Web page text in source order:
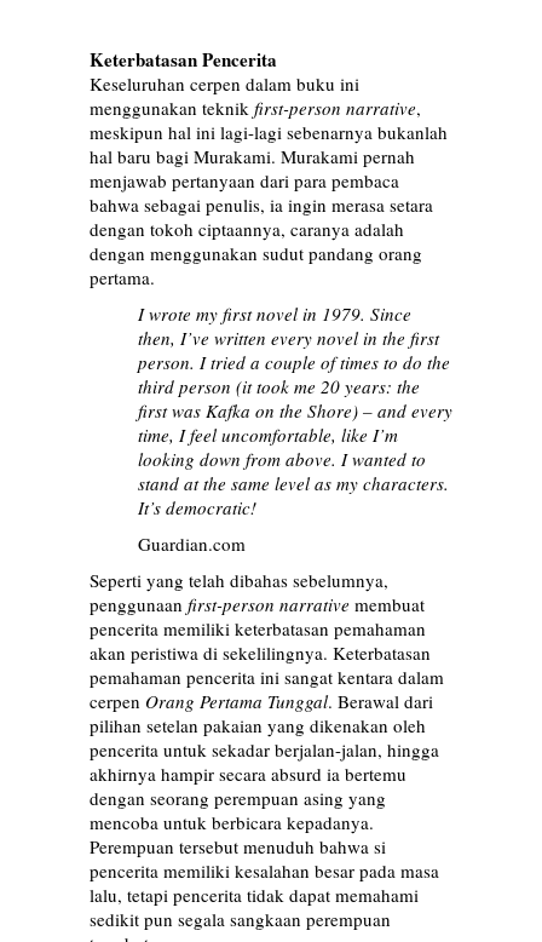
Keterbatasan Pencerita
Keseluruhan cerpen dalam buku ini
menggunakan teknik first-person narrative,
meskipun hal ini lagi-lagi sebenarnya bukanlah
hal baru bagi Murakami. Murakami pernah
menjawab pertanyaan dari para pembaca
bahwa sebagai penulis, ia ingin merasa setara
dengan tokoh ciptaannya, caranya adalah
dengan menggunakan sudut pandang orang
pertama.
I wrote my first novel in 1979. Since
then, I’ve written every novel in the first
person. I tried a couple of times to do the
third person (it took me 20 years: the
first was Kafka on the Shore) – and every
time, I feel uncomfortable, like I’m
looking down from above. I wanted to
stand at the same level as my characters.
It’s democratic!
Guardian.com
Seperti yang telah dibahas sebelumnya,
penggunaan first-person narrative membuat
pencerita memiliki keterbatasan pemahaman
akan peristiwa di sekelilingnya. Keterbatasan
pemahaman pencerita ini sangat kentara dalam
cerpen Orang Pertama Tunggal. Berawal dari
pilihan setelan pakaian yang dikenakan oleh
pencerita untuk sekadar berjalan-jalan, hingga
akhirnya hampir secara absurd ia bertemu
dengan seorang perempuan asing yang
mencoba untuk berbicara kepadanya.
Perempuan tersebut menuduh bahwa si
pencerita memiliki kesalahan besar pada masa
lalu, tetapi pencerita tidak dapat memahami
sedikit pun segala sangkaan perempuan